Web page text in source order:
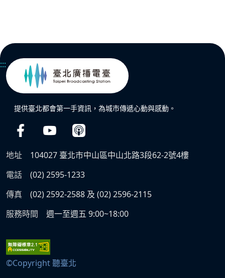
:::
提供臺北都會第一手資訊，為城市傳遞心動與感動。
地址
104027 臺北市中山區中山北路3段62-2號4樓
電話
(02) 2595-1233
傳真
(02) 2592-2588 及 (02) 2596-2115
服務時間
週一至週五 9:00~18:00
©Copyright 聽臺北